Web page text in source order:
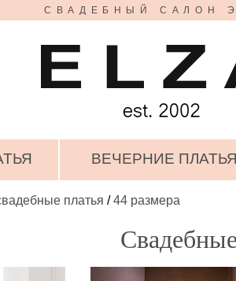
СВАДЕБНЫЙ САЛОН
ВЕЧЕРНИЕ ПЛАТЬЯ
платья /44 размера